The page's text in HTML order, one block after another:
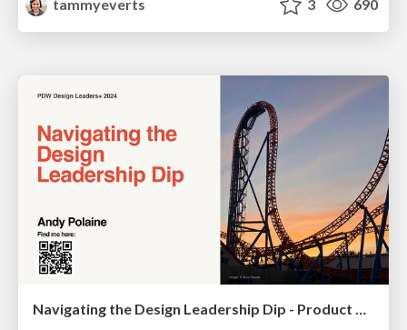
tammyeverts 3 690